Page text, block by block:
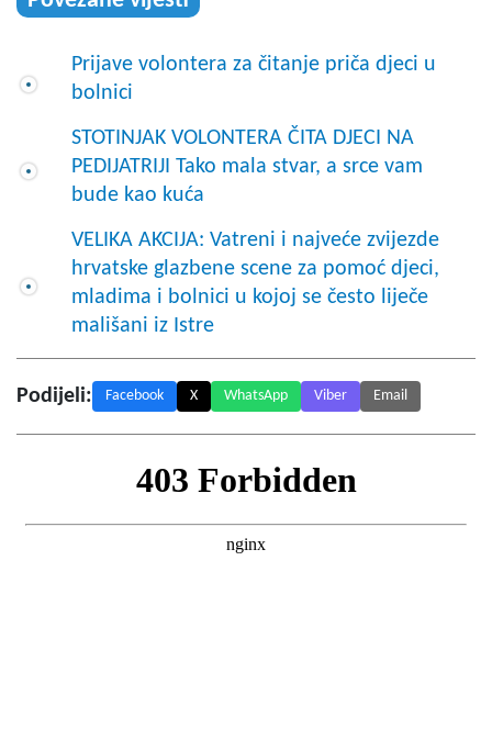
Prijave volontera za čitanje priča djeci u
bolnici
STOTINJAK VOLONTERA ČITA DJECI NA
PEDIJATRIJI Tako mala stvar, a srce vam
bude kao kuća
VELIKA AKCIJA: Vatreni i najveće zvijezde
hrvatske glazbene scene za pomoć djeci,
mladima i bolnici u kojoj se često liječe
mališani iz Istre
Podijeli: Facebook X WhatsApp Viber Email